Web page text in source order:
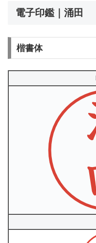
電子印鑑｜涌田
楷書体